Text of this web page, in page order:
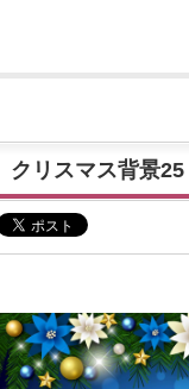
クリスマス背景